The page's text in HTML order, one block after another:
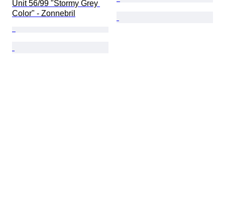
Unit 56/99 "Stormy Grey
Color" - Zonnebril